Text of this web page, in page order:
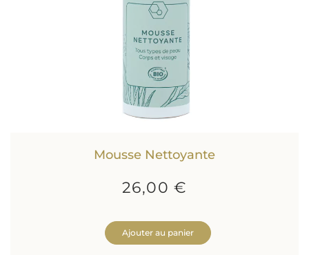
Mousse Nettoyante
26,00 €
Ajouter au panier